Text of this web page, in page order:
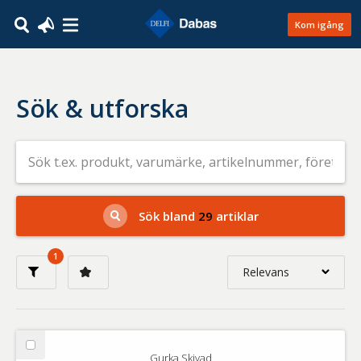
Kom igång
Sök & utforska
Sök
efter
livsmedel
på
t.ex.
produkt,
varumärke,
artikelnummer,
Sök bland 29 artiklar
1
Relevans
Välj
Gurka Skivad